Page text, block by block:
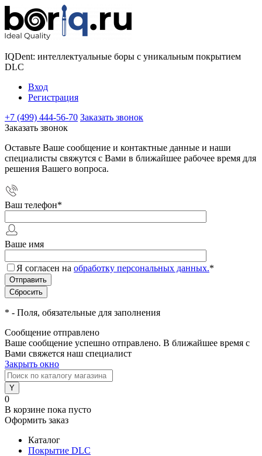
IQDent: интеллектуальные боры с уникальным покрытием
DLC
Вход
Регистрация
+7 (499) 444-56-70 Заказать звонок
Заказать звонок
Оставьте Ваше сообщение и контактные данные и наши
специалисты свяжутся с Вами в ближайшее рабочее время для
решения Вашего вопроса.
Ваш телефон*
Ваше имя
Я согласен на обработку персональных данных.*
* - Поля, обязательные для заполнения
Сообщение отправлено
Ваше сообщение успешно отправлено. В ближайшее время с
Вами свяжется наш специалист
Закрыть окно
0
В корзине пока пусто
Оформить заказ
Каталог
Покрытие DLC